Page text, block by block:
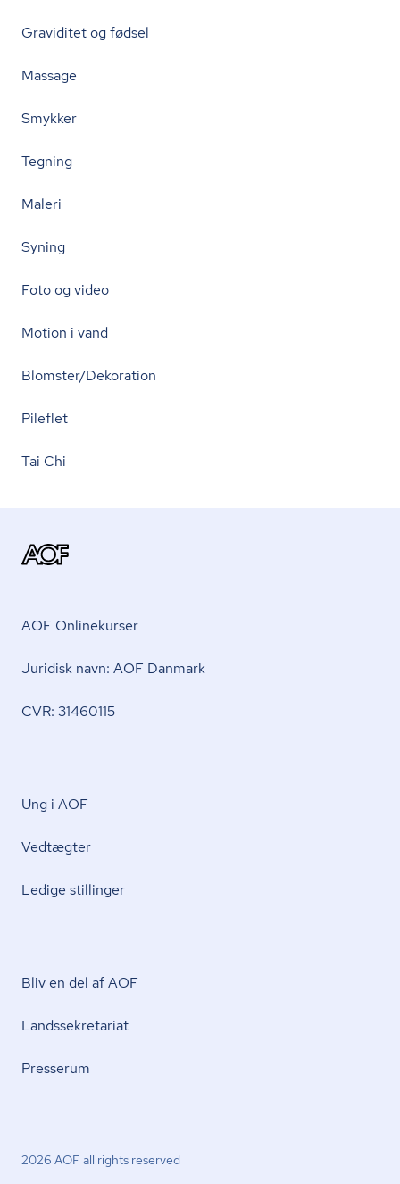
Graviditet og fødsel
Massage
Smykker
Tegning
Maleri
Syning
Foto og video
Motion i vand
Blomster/Dekoration
Pileflet
Tai Chi
AOF Onlinekurser
Juridisk navn: AOF Danmark
CVR: 31460115
Ung i AOF
Vedtægter
Ledige stillinger
Bliv en del af AOF
Lands­se­kre­ta­ri­at
Presserum
2026 AOF all rights reserved